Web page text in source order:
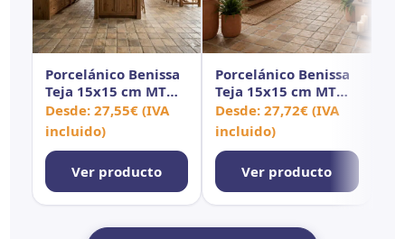
Porcelánico Benissa
Teja 15x15 cm MT
Antid
Desde:27,55€ (IVA
incluido)
Ver producto
Porcelánico Benissa
Teja 15x15 cm MT
Antid
Desde:27,72€ (IVA
incluido)
Ver producto